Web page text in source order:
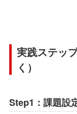
実践ステッ
く）
Step1：課題設